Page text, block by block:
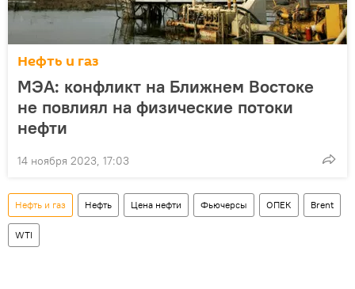
Нефть и газ
МЭА: конфликт на Ближнем Востоке
не повлиял на физические потоки
нефти
14 ноября 2023, 17:03
Нефть и газ Нефть Цена нефти Фьючерсы ОПЕК Brent
WTI